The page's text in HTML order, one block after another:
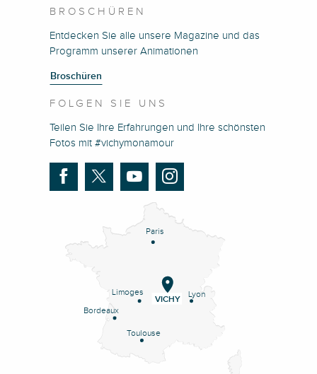
BROSCHÜREN
Entdecken Sie alle unsere Magazine und das
Programm unserer Animationen
Broschüren
FOLGEN SIE UNS
Teilen Sie Ihre Erfahrungen und Ihre schönsten
Fotos mit #vichymonamour
Paris
Lyon
Limoges
Bordeaux
Toulouse
VICHY